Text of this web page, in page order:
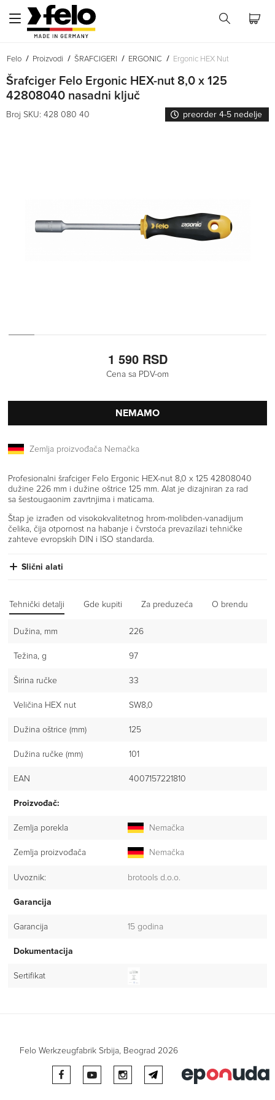
Felo Proizvodi ŠRAFCIGERI ERGONIC Ergonic HEX Nut
Šrafciger Felo Ergonic HEX-nut 8,0 x 125
42808040 nasadni ključ
Broj SKU: 428 080 40 preorder 4-5 nedelje
1 590 RSD
Cena sa PDV-om
NEMAMO
Zemlja proizvođača Nemačka
Profesionalni šrafciger Felo Ergonic HEX-nut 8,0 x 125 42808040
dužine 226 mm i dužine oštrice 125 mm. Alat je dizajniran za rad
sa šestougaonim zavrtnjima i maticama.
Štap je izrađen od visokokvalitetnog hrom-molibden-vanadijum
čelika, čija otpornost na habanje i čvrstoća prevazilazi tehničke
zahteve evropskih DIN i ISO standarda.
Slični alati
Tehnički detalji Gde kupiti Za preduzeća O brendu
Dužina, mm 226
Težina, g 97
Širina ručke 33
Veličina HEX nut SW8,0
Dužina oštrice (mm) 125
Dužina ručke (mm) 101
EAN 4007157221810
Proizvođač:
Zemlja porekla Nemačka
Zemlja proizvođača Nemačka
Uvoznik: brotools d.o.o.
Garancija
Garancija 15 godina
Dokumentacija
Sertifikat
Felo Werkzeugfabrik Srbija, Beograd 2026